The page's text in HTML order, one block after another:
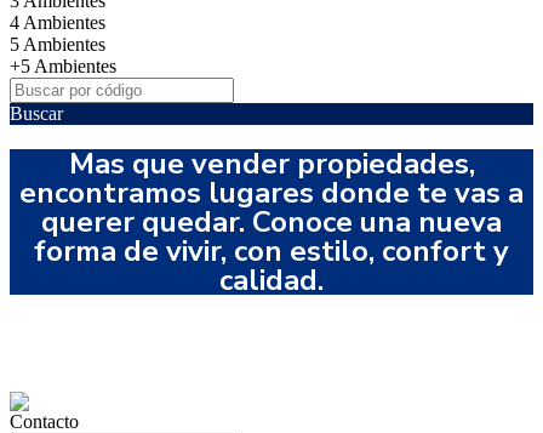
4 Ambientes
5 Ambientes
+5 Ambientes
Buscar
Mas que vender propiedades,
encontramos lugares donde te vas a
querer quedar. Conoce una nueva
forma de vivir, con estilo, confort y
calidad.
Contacto